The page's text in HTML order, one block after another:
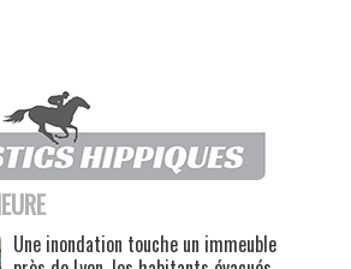
Une inondation touche un immeuble